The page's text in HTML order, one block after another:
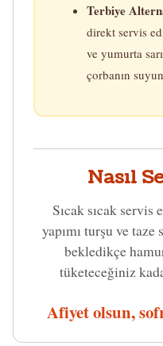
Terbiye
direkt servis
ve yumurta
çorbanın
Nasıl
Sıcak sıcak servis
yapımı turşu ve taze
bekledikçe
tüketeceğiniz
Afiyet olsun,